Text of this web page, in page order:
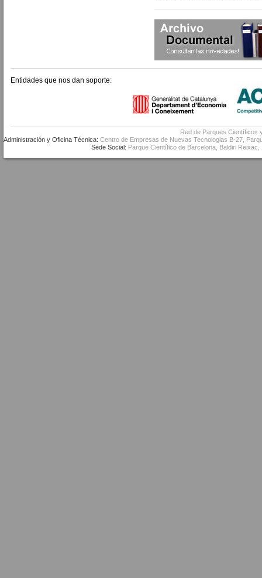
Entidades que nos dan soporte:
Red de Parques Científicos
Administración y Oficina Técnica: Centro de Empresas de Nuevas Tecnologias B-27,
Sede Social: Parque Científico de Barcelona, Baldiri